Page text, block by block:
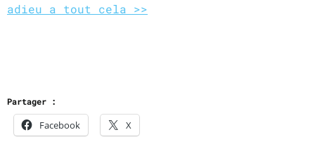
adieu a tout cela >>
Partager :
Facebook X